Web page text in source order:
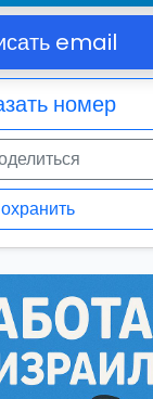
email
номер